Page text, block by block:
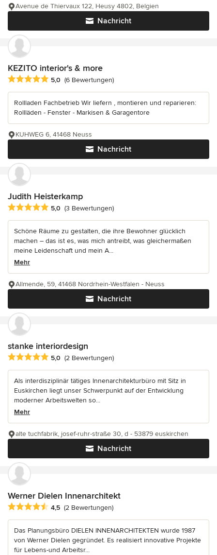
Nachricht
Avenue de Thiervaux 122, Heusy 4802, Belgien
KEZITO interior's & more
Durchschnittliche Bewertung: 5 von 5 Sternen
5,0 (6 Bewertungen)
Rollladen Fachbetrieb Wir liefern , montieren und reparieren:
Rollläden - Fenster - Markisen & Garagentore
Nachricht
KUHWEG 6, 41468 Neuss
Judith Heisterkamp
Durchschnittliche Bewertung: 5 von 5 Sternen
5,0 (3 Bewertungen)
Schöne Räume zu gestalten, die ihre Bewohner glücklich
machen – das ist es, was mich antreibt, was gleichermaßen
meine Leidenschaft und mein A...
Mehr
Nachricht
Allmende, 59, 41468 Nordrhein-Westfalen - Neuss
stanke interiordesign
Durchschnittliche Bewertung: 5 von 5 Sternen
5,0 (2 Bewertungen)
Als interdisziplinär tätiges Innenarchitekturbüro mit Sitz in
Euskirchen liegt unser Schwerpunkt auf der Entwicklung
moderner Arbeitswelten so...
Mehr
Nachricht
alte tuchfabrik, josef-ruhr-straße 30, d - 53879 euskirchen
Werner Dielen Innenarchitekt
Durchschnittliche Bewertung: 4.5 von 5 Sternen
4,5 (2 Bewertungen)
Das Planungsbüro DIELEN INNENARCHITEKTEN wurde 1987
von Werner Dielen gegründet. Es realisiert innovative Projekte
für Lebens-und Arbeitsr...